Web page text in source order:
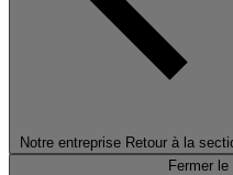
Notre entreprise Retour à la
Fermer le